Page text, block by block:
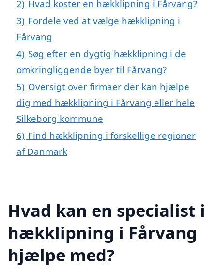
2) Hvad koster en hækklipning i Fårvang?
3) Fordele ved at vælge hækklipning i
Fårvang
4) Søg efter en dygtig hækklipning i de
omkringliggende byer til Fårvang?
5) Oversigt over firmaer der kan hjælpe
dig med hækklipning i Fårvang eller hele
Silkeborg kommune
6) Find hækklipning i forskellige regioner
af Danmark
Hvad kan en specialist i
hækklipning i Fårvang
hjælpe med?